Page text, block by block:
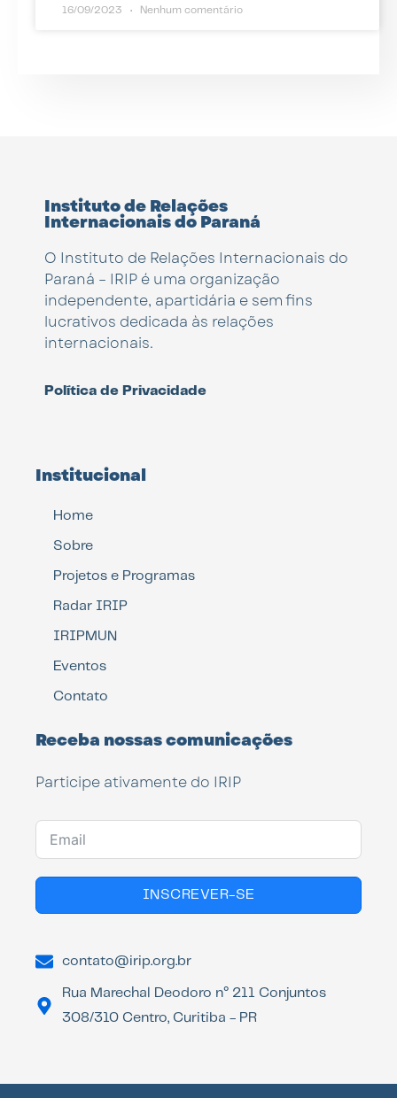
16/09/2023 Nenhum comentário
Instituto de Relações
Internacionais do Paraná
O Instituto de Relações Internacionais do
Paraná – IRIP é uma organização
independente, apartidária e sem fins
lucrativos dedicada às relações
internacionais.
Política de Privacidade
Institucional
Home
Sobre
Projetos e Programas
Radar IRIP
IRIPMUN
Eventos
Contato
Receba nossas comunicações
Participe ativamente do IRIP
INSCREVER-SE
contato@irip.org.br
Rua Marechal Deodoro n° 211 Conjuntos
308/310 Centro, Curitiba - PR